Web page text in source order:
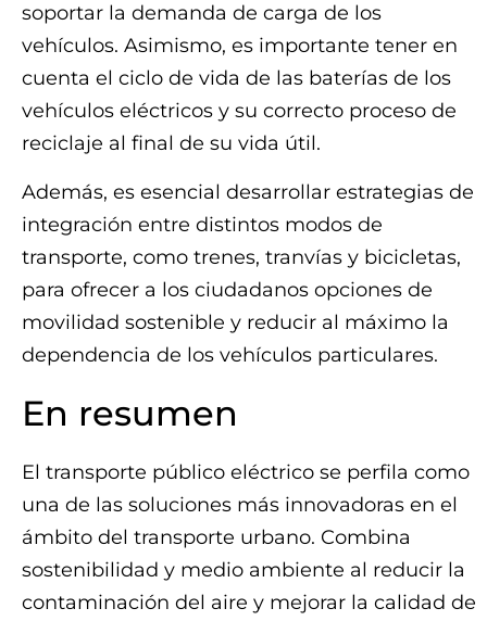
soportar la demanda de carga de los
vehículos. Asimismo, es importante tener en
cuenta el ciclo de vida de las baterías de los
vehículos eléctricos y su correcto proceso de
reciclaje al final de su vida útil.
Además, es esencial desarrollar estrategias de
integración entre distintos modos de
transporte, como trenes, tranvías y bicicletas,
para ofrecer a los ciudadanos opciones de
movilidad sostenible y reducir al máximo la
dependencia de los vehículos particulares.
En resumen
El transporte público eléctrico se perfila como
una de las soluciones más innovadoras en el
ámbito del transporte urbano. Combina
sostenibilidad y medio ambiente al reducir la
contaminación del aire y mejorar la calidad de